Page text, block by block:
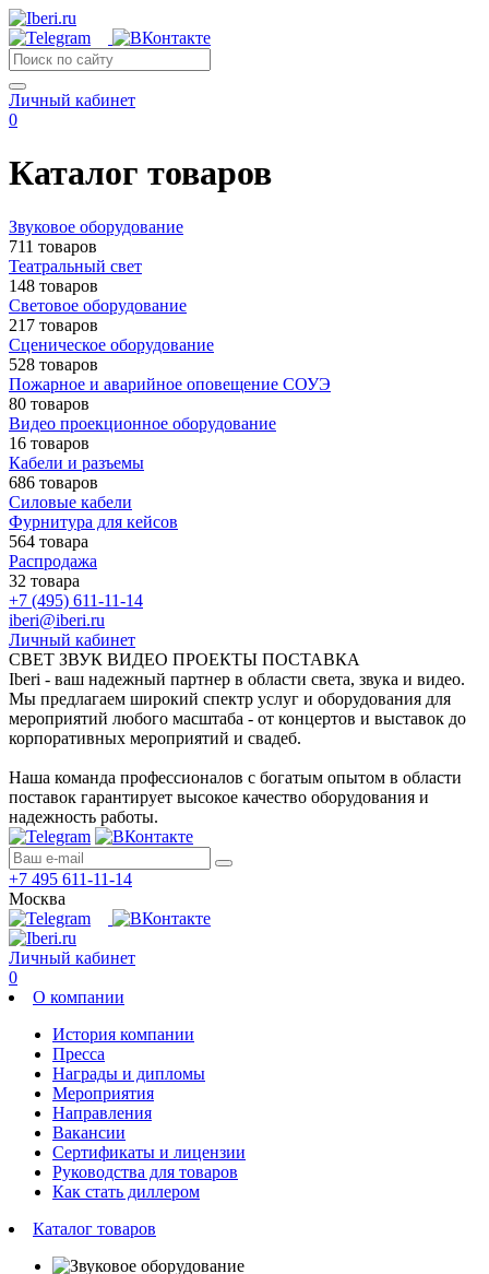
Личный кабинет
0
Каталог товаров
Звуковое оборудование
711 товаров
Театральный свет
148 товаров
Световое оборудование
217 товаров
Сценическое оборудование
528 товаров
Пожарное и аварийное оповещение СОУЭ
80 товаров
Видео проекционное оборудование
16 товаров
Кабели и разъемы
686 товаров
Силовые кабели
Фурнитура для кейсов
564 товара
Распродажа
32 товара
+7 (495) 611-11-14
iberi@iberi.ru
Личный кабинет
СВЕТ ЗВУК ВИДЕО ПРОЕКТЫ ПОСТАВКА
Iberi - ваш надежный партнер в области света, звука и видео.
Мы предлагаем широкий спектр услуг и оборудования для
мероприятий любого масштаба - от концертов и выставок до
корпоративных мероприятий и свадеб.
Наша команда профессионалов с богатым опытом в области
поставок гарантирует высокое качество оборудования и
надежность работы.
+7 495 611-11-14
Москва
Личный кабинет
0
О компании
История компании
Пресса
Награды и дипломы
Мероприятия
Направления
Вакансии
Сертификаты и лицензии
Руководства для товаров
Как стать диллером
Каталог товаров